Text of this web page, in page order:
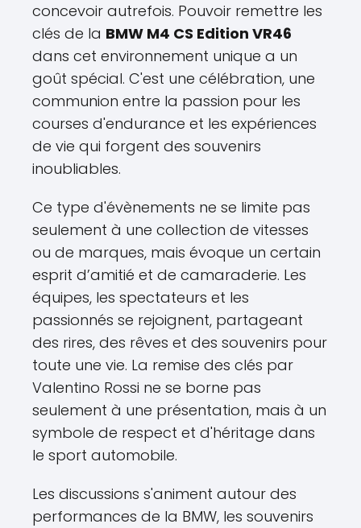
concevoir autrefois. Pouvoir remettre les
clés de la BMW M4 CS Edition VR46
dans cet environnement unique a un
goût spécial. C'est une célébration, une
communion entre la passion pour les
courses d'endurance et les expériences
de vie qui forgent des souvenirs
inoubliables.
Ce type d'évènements ne se limite pas
seulement à une collection de vitesses
ou de marques, mais évoque un certain
esprit d’amitié et de camaraderie. Les
équipes, les spectateurs et les
passionnés se rejoignent, partageant
des rires, des rêves et des souvenirs pour
toute une vie. La remise des clés par
Valentino Rossi ne se borne pas
seulement à une présentation, mais à un
symbole de respect et d'héritage dans
le sport automobile.
Les discussions s'animent autour des
performances de la BMW, les souvenirs